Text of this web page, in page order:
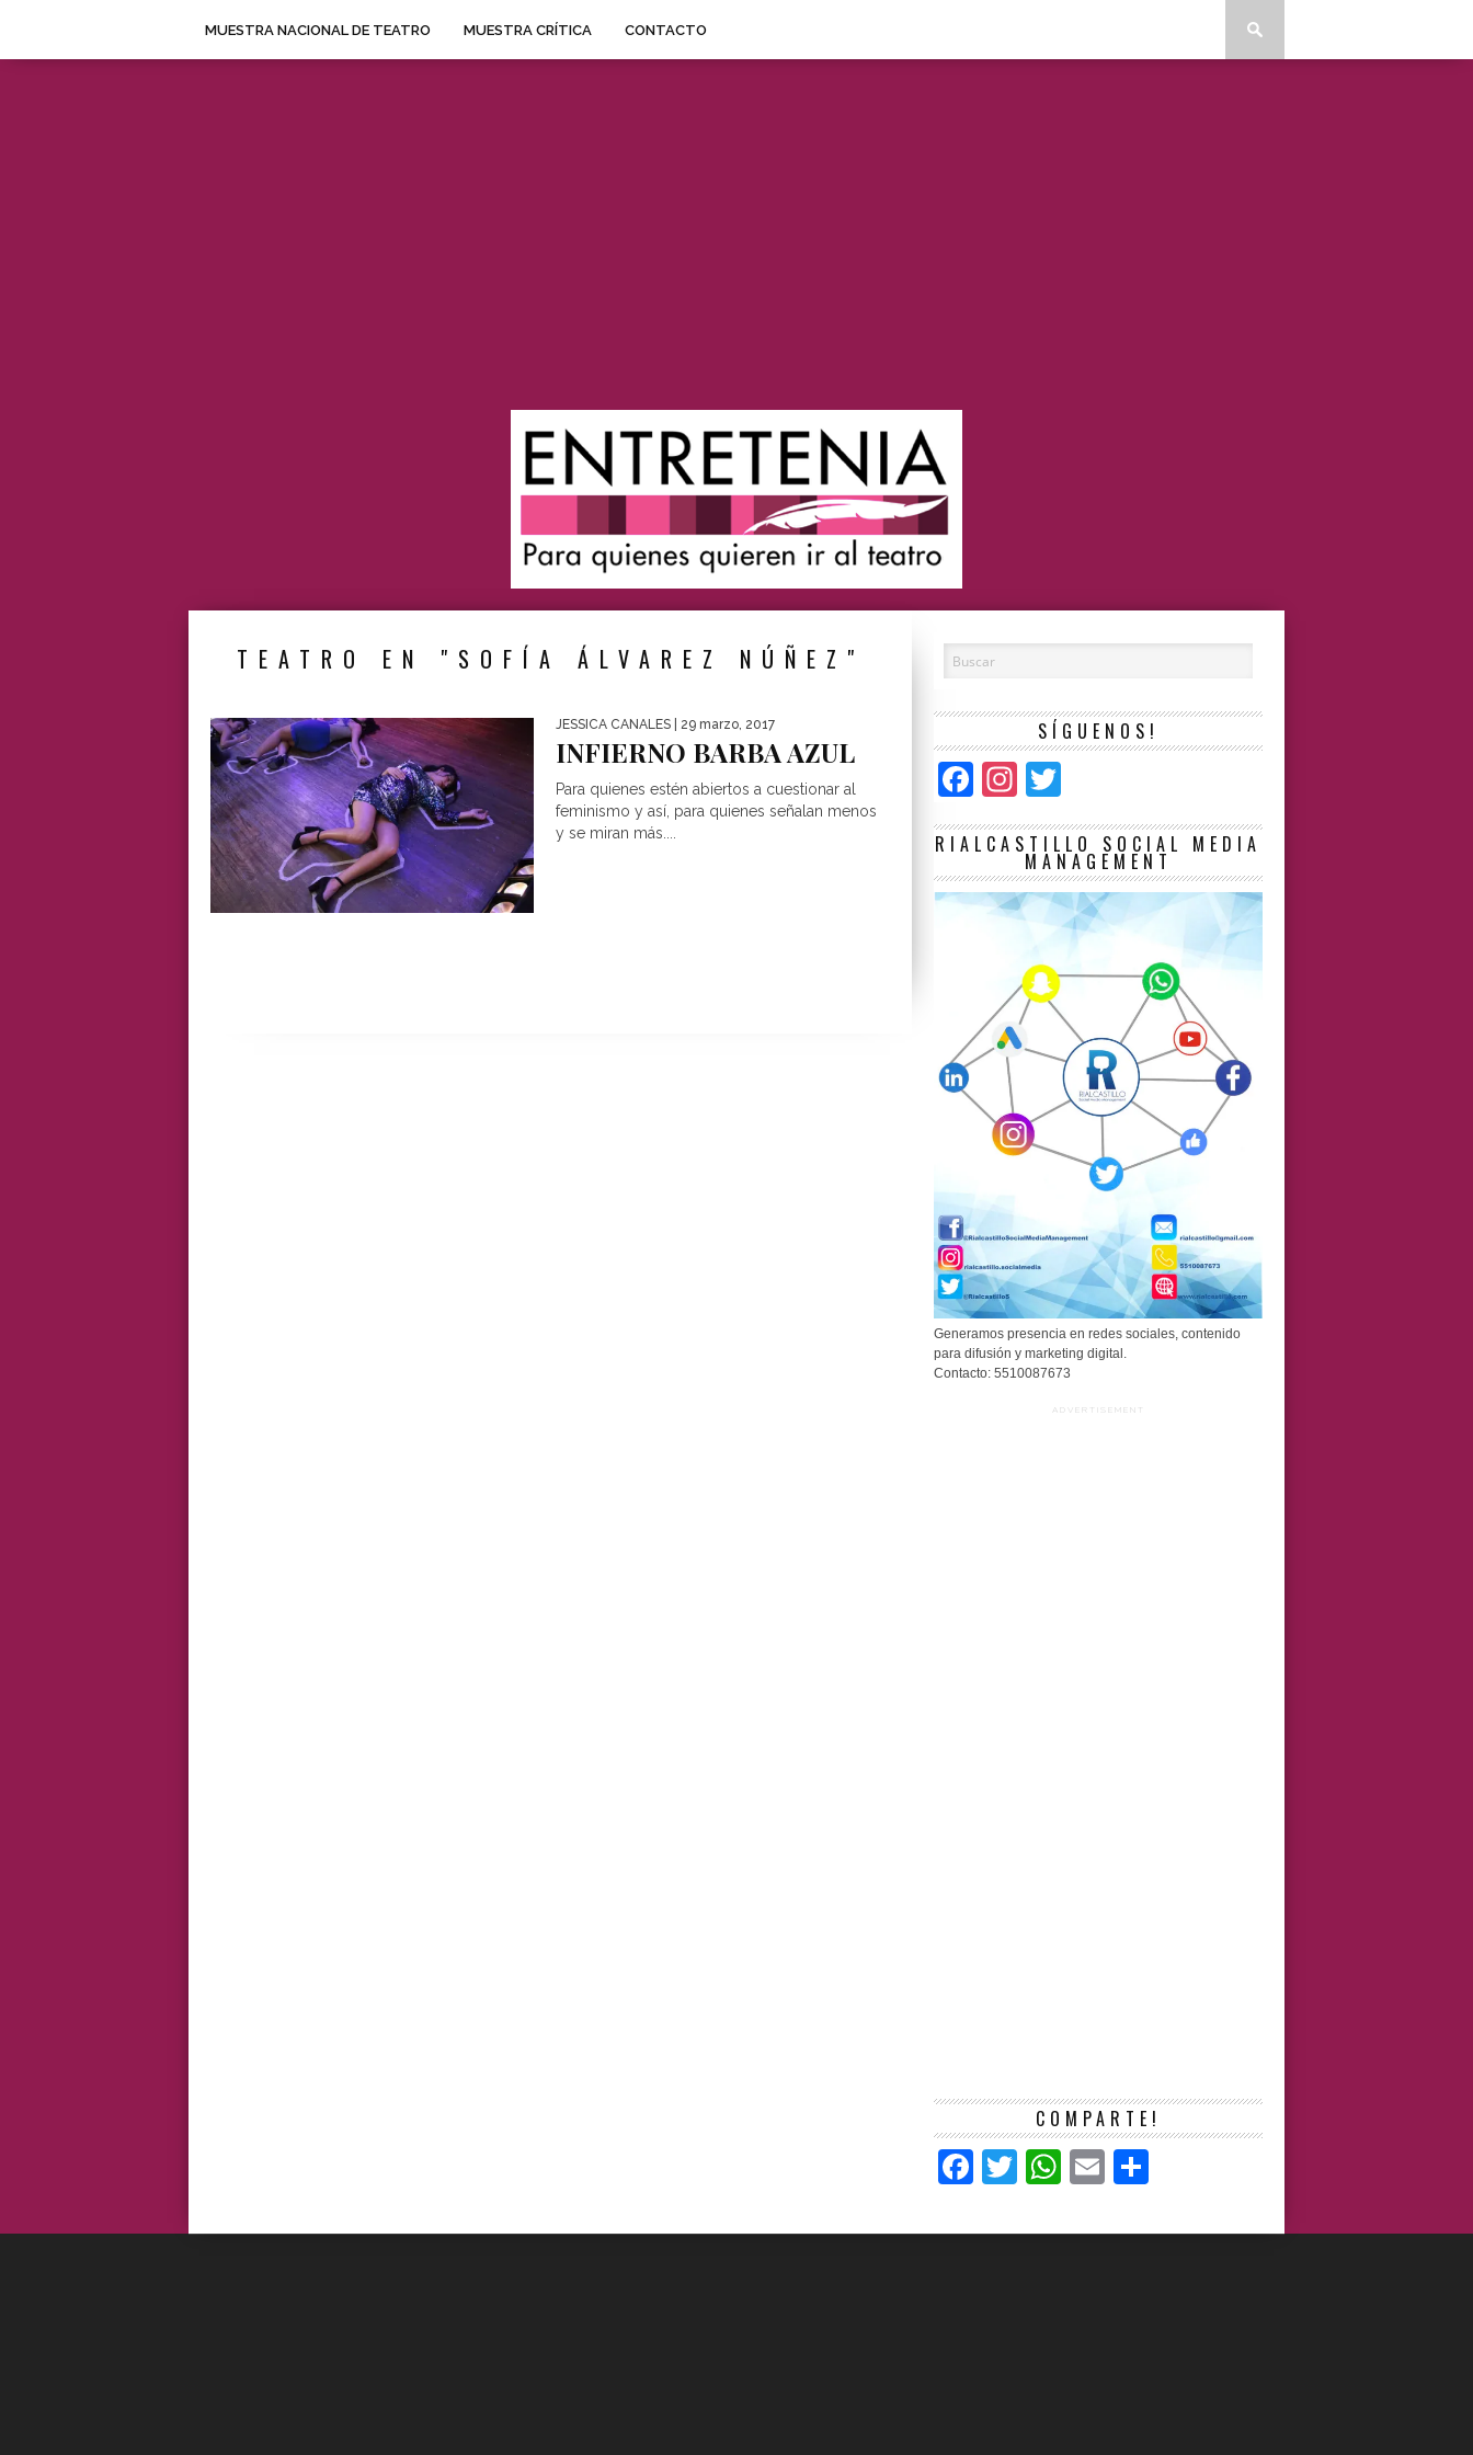
MUESTRA NACIONAL DE TEATRO MUESTRA CRÍTICA CONTACTO
TEATRO EN "SOFÍA ÁLVAREZ NÚÑEZ"
JESSICA CANALES | 29 marzo, 2017
INFIERNO BARBA AZUL
Para quienes estén abiertos a cuestionar al
feminismo y así, para quienes señalan menos
y se miran más....
SÍGUENOS!
Facebook
Instagram
RIALCASTILLO SOCIAL MEDIA
MANAGEMENT
Generamos presencia en redes sociales, contenido
para difusión y marketing digital.
Contacto: 5510087673
ADVERTISEMENT
COMPARTE!
Facebook
TwitterWhatsApp
Email